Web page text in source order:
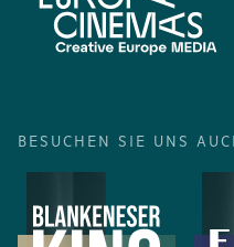
BESUCHEN SIE UNS